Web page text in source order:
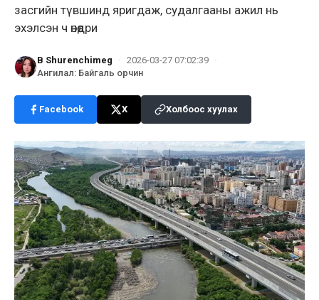
засгийн түвшинд яригдаж, судалгааны ажил нь
эхэлсэн ч өнөөдри
B Shurenchimeg · 2026-03-27 07:02:39 ·
Ангилал: Байгаль орчин
Facebook X Холбоос хуулах